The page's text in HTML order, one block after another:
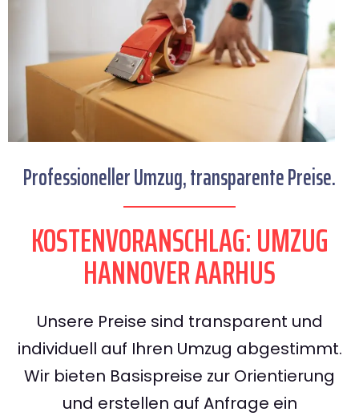
Professioneller Umzug, transparente Preise.
KOSTENVORANSCHLAG: UMZUG
HANNOVER AARHUS
Unsere Preise sind transparent und
individuell auf Ihren Umzug abgestimmt.
Wir bieten Basispreise zur Orientierung
und erstellen auf Anfrage ein